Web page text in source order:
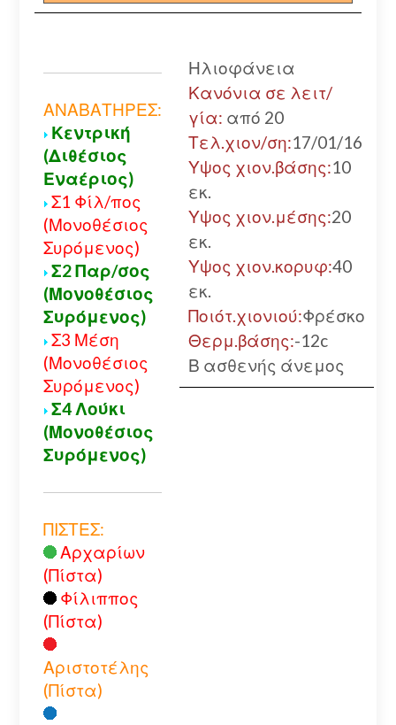
ΑΝΑΒΑΤΗΡΕΣ:
Κεντρική
(Διθέσιος
Εναέριος)
Σ1 Φίλ/πος
(Μονοθέσιος
Συρόμενος)
Σ2 Παρ/σος
(Μονοθέσιος
Συρόμενος)
Σ3 Μέση
(Μονοθέσιος
Συρόμενος)
Σ4 Λούκι
(Μονοθέσιος
Συρόμενος)
ΠΙΣΤΕΣ:
Αρχαρίων
(Πίστα)
Φίλιππος
(Πίστα)
Αριστοτέλης
(Πίστα)
Ηλιοφάνεια
Κανόνια σε λειτ/
γία: από 20
Τελ.χιον/ση:17/01/16
Υψος χιον.βάσης:10
εκ.
Υψος χιον.μέσης:20
εκ.
Υψος χιον.κορυφ:40
εκ.
Ποιότ.χιονιού:Φρέσκο
Θερμ.βάσης:-12c
Β ασθενής άνεμος